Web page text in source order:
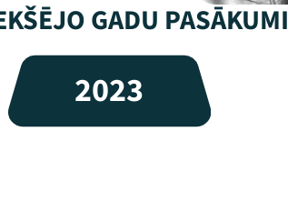
GADU PASĀKUMI
2023